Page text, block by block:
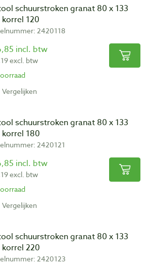
schuurstroken granat 80 x 133
120
2420118
incl. btw
excl. btw
Vergelijken
schuurstroken granat 80 x 133
180
2420121
incl. btw
excl. btw
Vergelijken
schuurstroken granat 80 x 133
220
2420123